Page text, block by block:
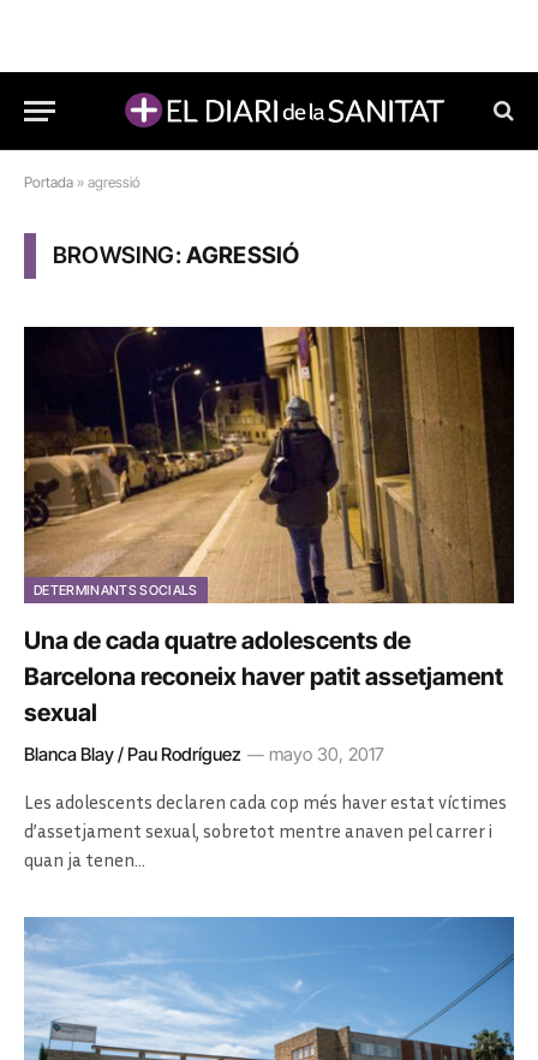
Portada » agressió
BROWSING:AGRESSIÓ
DETERMINANTS SOCIALS
Una de cada quatre adolescents de
Barcelona reconeix haver patit assetjament
sexual
Blanca Blay / Pau Rodríguez mayo 30, 2017
Les adolescents declaren cada cop més haver estat víctimes
d’assetjament sexual, sobretot mentre anaven pel carrer i
quan ja tenen…